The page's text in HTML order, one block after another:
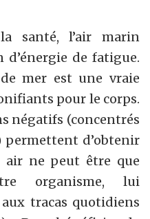
santé, l’air marin
de fatigue.
mer est une vraie
pour le corps.
négatifs (concentrés
permettent d’obtenir
ne peut être que
organisme, lui
tracas quotidiens